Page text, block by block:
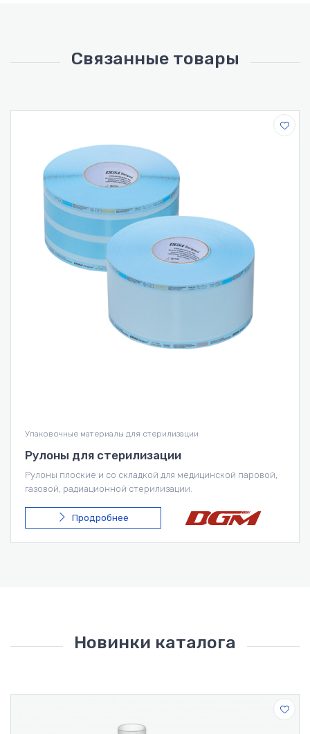
Связанные товары
Упаковочные материалы для стерилизации
Рулоны для стерилизации
Рулоны плоские и со складкой для медицинской паровой,
газовой, радиационной стерилизации.
Продробнее
Новинки каталога